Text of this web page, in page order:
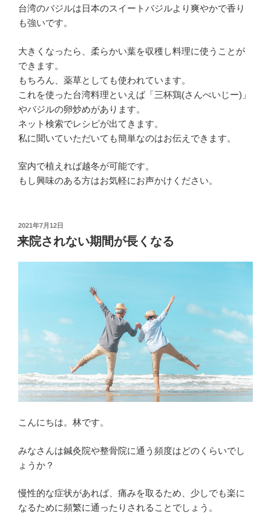
台湾のバジルは日本のスイートバジルより爽やかで香り
も強いです。
大きくなったら、柔らかい葉を収穫し料理に使うことが
できます。
もちろん、薬草としても使われています。
これを使った台湾料理といえば「三杯鶏(さんべいじー)」
やバジルの卵炒めがあります。
ネット検索でレシピが出てきます。
私に聞いていただいても簡単なのはお伝えできます。
室内で植えれば越冬が可能です。
もし興味のある方はお気軽にお声かけください。
投
稿
日:
2021年7月12日
来院されない期間が長くなる
こんにちは。林です。
みなさんは鍼灸院や整骨院に通う頻度はどのくらいでし
ょうか？
慢性的な症状があれば、痛みを取るため、少しでも楽に
なるために頻繁に通ったりされることでしょう。